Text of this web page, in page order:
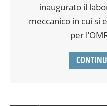
inaugurato il
meccanico in cui si
per